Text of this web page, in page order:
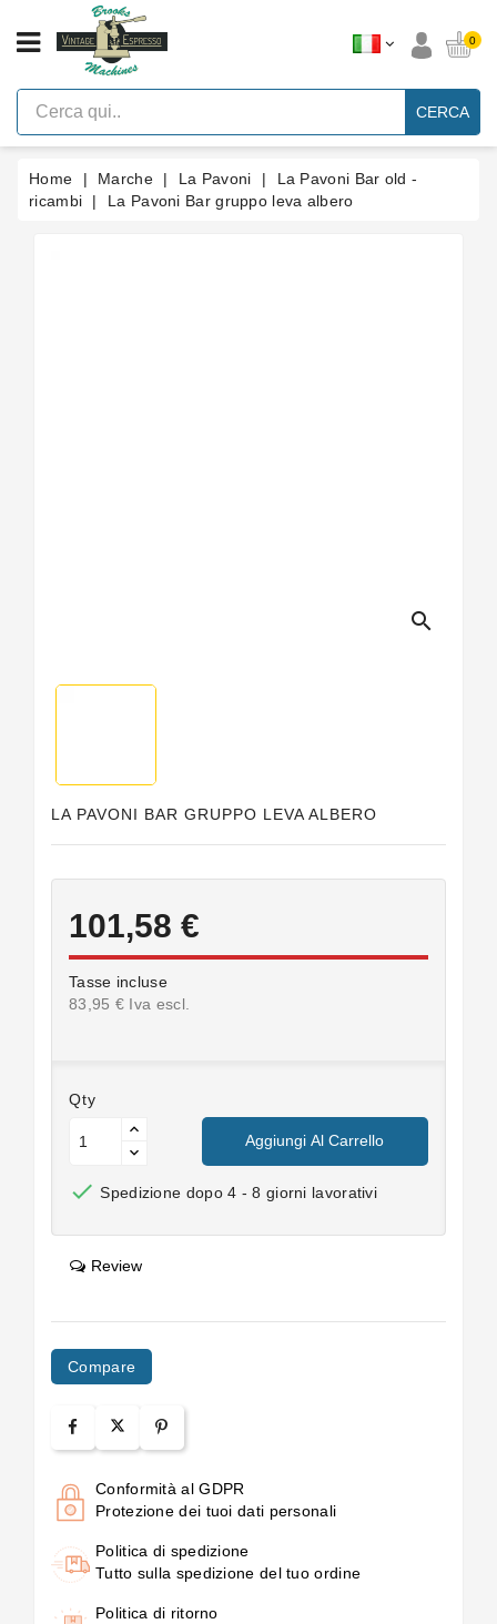
CATEGORIA
Macchine
Per
Caffè
Espresso
Leva
Vintage
0
CERCA
Home Marche La Pavoni
La Pavoni Bar old -
ricambi
La Pavoni Bar gruppo leva albero
search
LA PAVONI BAR GRUPPO LEVA ALBERO
101,58 €
Tasse incluse
83,95 € Iva escl.
Qty
Aggiungi Al Carrello
 Spedizione dopo 4 - 8 giorni lavorativi
Review
Compare
Conformità al GDPR
Protezione dei tuoi dati personali
Politica di spedizione
Tutto sulla spedizione del tuo ordine
Politica di ritorno